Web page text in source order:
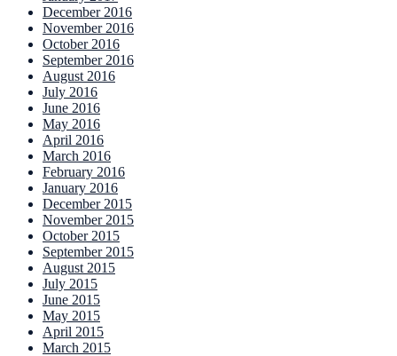
December 2016
November 2016
October 2016
September 2016
August 2016
July 2016
June 2016
May 2016
April 2016
March 2016
February 2016
January 2016
December 2015
November 2015
October 2015
September 2015
August 2015
July 2015
June 2015
May 2015
April 2015
March 2015